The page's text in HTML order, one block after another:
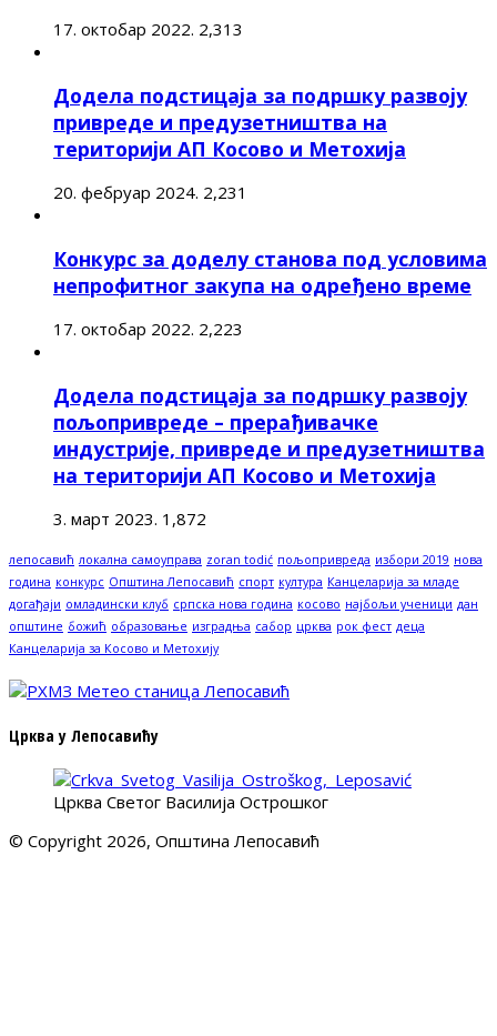
17. октобар 2022. 2,313
Додела подстицаја за подршку развоју
привреде и предузетништва на
територији АП Косово и Метохија
20. фебруар 2024. 2,231
Конкурс за доделу станова под условима
непрофитног закупа на одређено време
17. октобар 2022. 2,223
Додела подстицаја за подршку развоју
пољопривреде – прерађивачке
индустрије, привреде и предузетништва
на територији АП Косово и Метохија
3. март 2023. 1,872
лепосавић локална самоуправа zoran todić пољопривреда избори 2019 нова
година конкурс Општина Лепосавић спорт култура Канцеларија за младе
догађаји омладински клуб српска нова година косово најбољи ученици дан
општине божић образовање изградња сабор црква рок фест деца
Канцеларија за Косово и Метохију
Црква у Лепосавићу
Црква Светог Василија Острошког
© Copyright 2026, Општина Лепосавић